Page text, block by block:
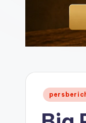
e
Geplaatst